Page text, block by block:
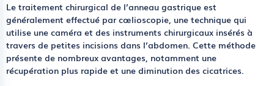
Le traitement chirurgical de l’anneau gastrique est
généralement effectué par cœlioscopie, une technique qui
utilise une caméra et des instruments chirurgicaux insérés à
travers de petites incisions dans l’abdomen. Cette méthode
présente de nombreux avantages, notamment une
récupération plus rapide et une diminution des cicatrices.